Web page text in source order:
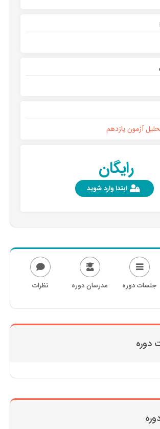
آزمون یازدهم
رایگان
ابتدا وارد شوید
جلسات دوره مدرسان دوره نظرات
دوره